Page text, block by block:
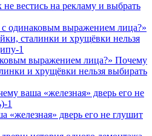
вестись на рекламу и выбрать
выражением лица?» Почему
и хрущёвки нельзя выбирать
дверь его не глушит